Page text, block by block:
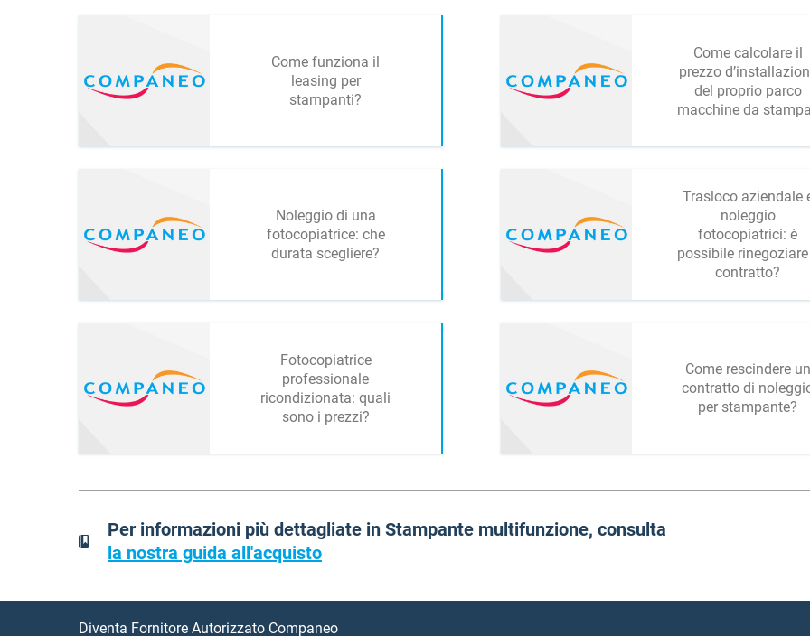
Come funziona il
leasing per
stampanti?
Come calcolare il
prezzo
del proprio parco
macchine da
Noleggio di una
fotocopiatrice: che
durata scegliere?
Trasloco aziendale
noleggio
fotocopiatrici: è
possibile
contratto?
Fotocopiatrice
professionale
ricondizionata: quali
sono i prezzi?
Come rescindere un
contratto di
per stampante?
Per informazioni più dettagliate in Stampante multifunzione, consulta
la nostra guida all'acquisto
Diventa Fornitore Autorizzato Companeo